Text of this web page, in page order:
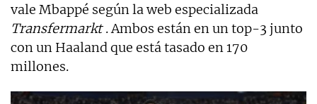
vale Mbappé según la web especializada
Transfermarkt . Ambos están en un top-3 junto
con un Haaland que está tasado en 170
millones.